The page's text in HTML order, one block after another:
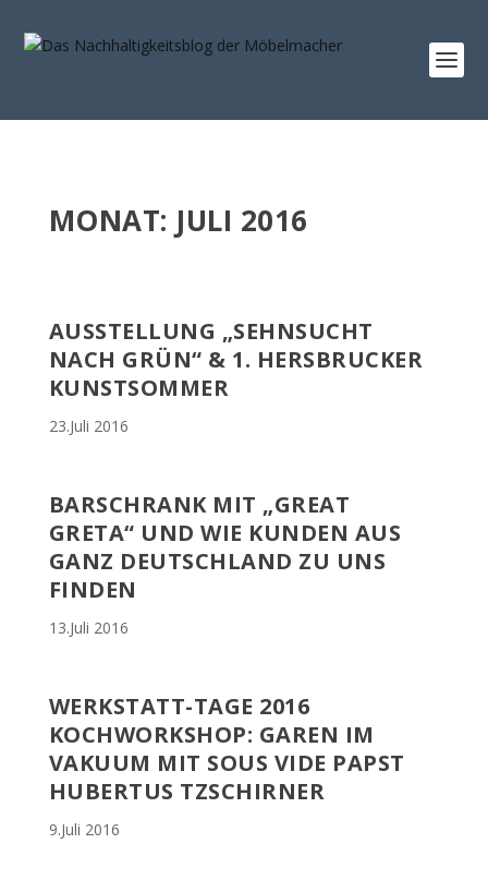
MONAT: JULI 2016
AUSSTELLUNG „SEHNSUCHT
NACH GRÜN“ & 1. HERSBRUCKER
KUNSTSOMMER
23.Juli 2016
BARSCHRANK MIT „GREAT
GRETA“ UND WIE KUNDEN AUS
GANZ DEUTSCHLAND ZU UNS
FINDEN
13.Juli 2016
WERKSTATT-TAGE 2016
KOCHWORKSHOP: GAREN IM
VAKUUM MIT SOUS VIDE PAPST
HUBERTUS TZSCHIRNER
9.Juli 2016